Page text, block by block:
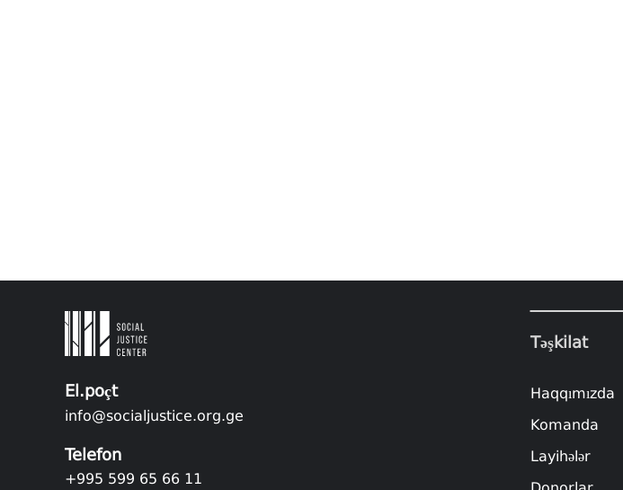
El.poçt
info@socialjustice.org.ge
Telefon
+995 599 65 66 11
Təşkilat
Haqqımızda
Komanda
Layihələr